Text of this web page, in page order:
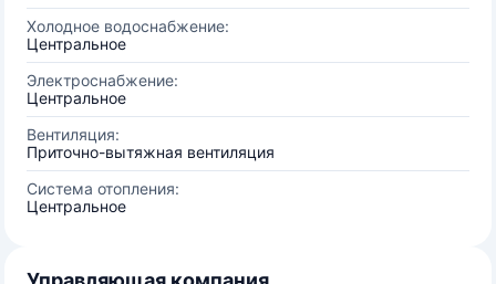
Холодное водоснабжение:
Центральное
Электроснабжение:
Центральное
Вентиляция:
Приточно-вытяжная вентиляция
Система отопления:
Центральное